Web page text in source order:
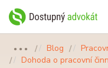
●●● Blog
Dohoda o pracovní